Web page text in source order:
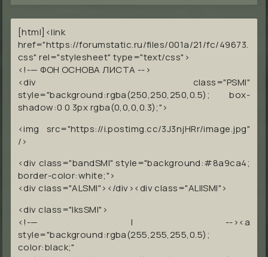
[html]<link
href="https://forumstatic.ru/files/001a/21/fc/49673.
css" rel="stylesheet" type="text/css">
<!-— ФОН ОСНОВА ЛИСТА -->
<div class="PSMI"
style="background:rgba(250,250,250,0.5); box-
shadow:0 0 3px rgba(0,0,0,0.3);">
<img src="https://i.postimg.cc/3J3njHRr/image.jpg"
/>
<div class="bandSMI" style="background:#8a9ca4;
border-color:white;">
<div class="ALSMI"></div><div class="ALIISMI">
<div class="lksSMI">
<!-— I --><a
style="background:rgba(255,255,255,0.5);
color:black;"